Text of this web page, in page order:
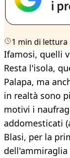
1 min di lettura
Ifamosi, quelli
Resta l'isola,
Palapa, ma
in realtà sono
motivi i
addomesticati
Blasi, per la
dell'ammiraglia